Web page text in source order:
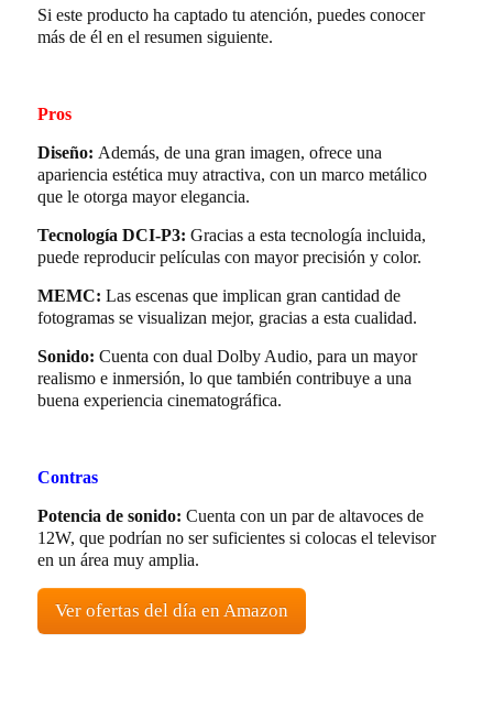
Si este producto ha captado tu atención, puedes conocer
más de él en el resumen siguiente.
Pros
Diseño: Además, de una gran imagen, ofrece una
apariencia estética muy atractiva, con un marco metálico
que le otorga mayor elegancia.
Tecnología DCI-P3: Gracias a esta tecnología incluida,
puede reproducir películas con mayor precisión y color.
MEMC: Las escenas que implican gran cantidad de
fotogramas se visualizan mejor, gracias a esta cualidad.
Sonido: Cuenta con dual Dolby Audio, para un mayor
realismo e inmersión, lo que también contribuye a una
buena experiencia cinematográfica.
Contras
Potencia de sonido: Cuenta con un par de altavoces de
12W, que podrían no ser suficientes si colocas el televisor
en un área muy amplia.
Ver ofertas del día en Amazon